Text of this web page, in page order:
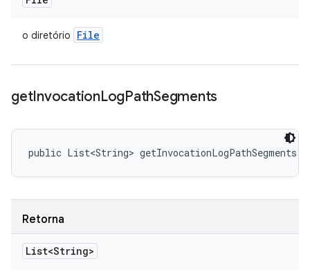
o diretório File
getInvocationLogPathSegments
public List<String> getInvocationLogPathSegments
Retorna
List<String>